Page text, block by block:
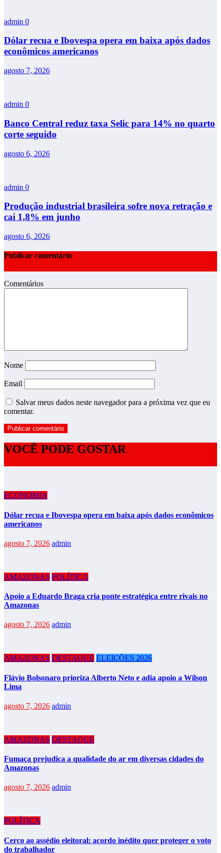
admin 0
Dólar recua e Ibovespa opera em baixa após dados
econômicos americanos
agosto 7, 2026
admin 0
Banco Central reduz taxa Selic para 14% no quarto
corte seguido
agosto 6, 2026
admin 0
Produção industrial brasileira sofre nova retração e
cai 1,8% em junho
agosto 6, 2026
Publicar comentário
Comentários
Nome
Email
Salvar meus dados neste navegador para a próxima vez que eu
comentar.
VOCÊ PODE GOSTAR
ECONOMIA
Dólar recua e Ibovespa opera em baixa após dados econômicos
americanos
agosto 7, 2026 admin
AMAZONAS POLÍTICA
Apoio a Eduardo Braga cria ponte estratégica entre rivais no
Amazonas
agosto 7, 2026 admin
AMAZONAS DESTAQUE ELEIÇÕES 2026
Flávio Bolsonaro prioriza Alberto Neto e adia apoio a Wilson
Lima
agosto 7, 2026 admin
AMAZONAS DESTAQUE
Fumaça prejudica a qualidade do ar em diversas cidades do
Amazonas
agosto 7, 2026 admin
POLÍTICA
Cerco ao assédio eleitoral: acordo inédito quer proteger o voto
do trabalhador